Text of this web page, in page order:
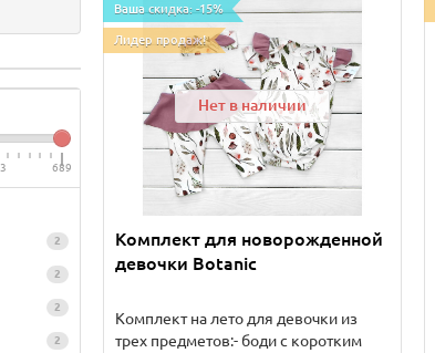
689
2
2
2
2
Ваша скидка: -15%
Лидер продаж!
Нет в наличии
Комплект для новорожденной
девочки Botanic
Комплект на лето для девочки из
трех предметов:- боди с коротким